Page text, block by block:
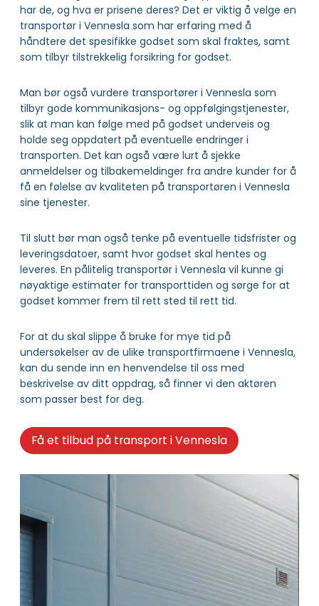
har de, og hva er prisene deres? Det er viktig å velge en
transportør i Vennesla som har erfaring med å
håndtere det spesifikke godset som skal fraktes, samt
som tilbyr tilstrekkelig forsikring for godset.
Man bør også vurdere transportører i Vennesla som
tilbyr gode kommunikasjons- og oppfølgingstjenester,
slik at man kan følge med på godset underveis og
holde seg oppdatert på eventuelle endringer i
transporten. Det kan også være lurt å sjekke
anmeldelser og tilbakemeldinger fra andre kunder for å
få en følelse av kvaliteten på transportøren i Vennesla
sine tjenester.
Til slutt bør man også tenke på eventuelle tidsfrister og
leveringsdatoer, samt hvor godset skal hentes og
leveres. En pålitelig transportør i Vennesla vil kunne gi
nøyaktige estimater for transporttiden og sørge for at
godset kommer frem til rett sted til rett tid.
For at du skal slippe å bruke for mye tid på
undersøkelser av de ulike transportfirmaene i Vennesla,
kan du sende inn en henvendelse til oss med
beskrivelse av ditt oppdrag, så finner vi den aktøren
som passer best for deg.
Få et tilbud på transport i Vennesla